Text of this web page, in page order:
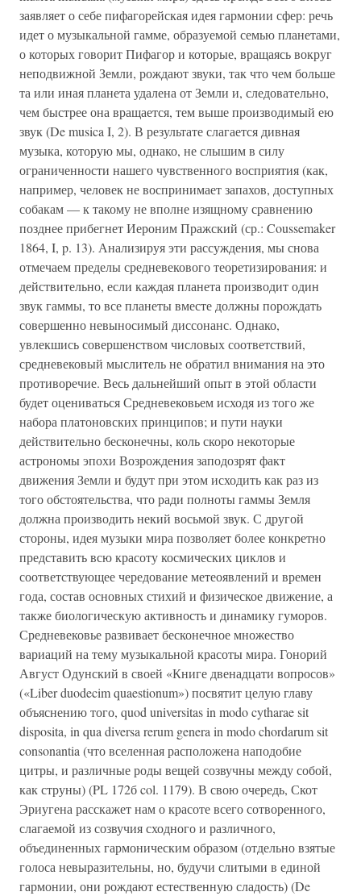
заявляет о себе пифагорейская идея гармонии сфер: речь
идет о музыкальной гамме, образуемой семью планетами,
о которых говорит Пифагор и которые, вращаясь вокруг
неподвижной Земли, рождают звуки, так что чем больше
та или иная планета удалена от Земли и, следовательно,
чем быстрее она вращается, тем выше производимый ею
звук (De musica I, 2). В результате слагается дивная
музыка, которую мы, однако, не слышим в силу
ограниченности нашего чувственного восприятия (как,
например, человек не воспринимает запахов, доступных
собакам — к такому не вполне изящному сравнению
позднее прибегнет Иероним Пражский (ср.: Coussemaker
1864, I, p. 13). Анализируя эти рассуждения, мы снова
отмечаем пределы средневекового теоретизирования: и
действительно, если каждая планета производит один
звук гаммы, то все планеты вместе должны порождать
совершенно невыносимый диссонанс. Однако,
увлекшись совершенством числовых соответствий,
средневековый мыслитель не обратил внимания на это
противоречие. Весь дальнейший опыт в этой области
будет оцениваться Средневековьем исходя из того же
набора платоновских принципов; и пути науки
действительно бесконечны, коль скоро некоторые
астрономы эпохи Возрождения заподозрят факт
движения Земли и будут при этом исходить как раз из
того обстоятельства, что ради полноты гаммы Земля
должна производить некий восьмой звук. С другой
стороны, идея музыки мира позволяет более конкретно
представить всю красоту космических циклов и
соответствующее чередование метеоявлений и времен
года, состав основных стихий и физическое движение, а
также биологическую активность и динамику гуморов.
Средневековье развивает бесконечное множество
вариаций на тему музыкальной красоты мира. Гонорий
Август Одунский в своей «Книге двенадцати вопросов»
(«Liber duodecim quaestionum») посвятит целую главу
объяснению того, quod universitas in modo cytharae sit
disposita, in qua diversa rerum genera in modo chordarum sit
consonantia (что вселенная расположена наподобие
цитры, и различные роды вещей созвучны между собой,
как струны) (PL 172б col. 1179). В свою очередь, Скот
Эриугена расскажет нам о красоте всего сотворенного,
слагаемой из созвучия сходного и различного,
объединенных гармоническим образом (отдельно взятые
голоса невыразительны, но, будучи слитыми в единой
гармонии, они рождают естественную сладость) (De